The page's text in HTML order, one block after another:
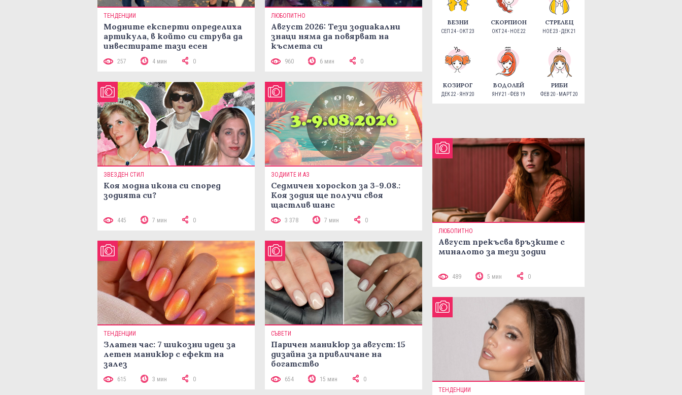
ТЕНДЕНЦИИ
Модните експерти определиха
артикула, в който си струва да
инвестирате тази есен
257 4 мин 0
ЛЮБОПИТНО
Август 2026: Тези зодиакални
знаци няма да повярват на
късмета си
960 6 мин 0
ЗВЕЗДЕН СТИЛ
Коя модна икона си според
зодията си?
445 7 мин 0
ЗОДИИТЕ И АЗ
Седмичен хороскоп за 3-9.08.:
Коя зодия ще получи своя
щастлив шанс
3 378 7 мин 0
ТЕНДЕНЦИИ
Златен час: 7 шикозни идеи за
летен маникюр с ефект на
залез
615 3 мин 0
СЪВЕТИ
Паричен маникюр за август: 15
дизайна за привличане на
богатство
654 15 мин 0
ВЕЗНИ
СЕП 24 - ОКТ 23
СКОРПИОН
ОКТ 24 - НОЕ 22
СТРЕЛЕЦ
НОЕ 23 - ДЕК 21
КОЗИРОГ
ДЕК 22 - ЯНУ 20
ВОДОЛЕЙ
ЯНУ 21 - ФЕВ 19
РИБИ
ФЕВ 20 - МАРТ 20
ЛЮБОПИТНО
Август прекъсва връзките с
миналото за тези зодии
489 5 мин 0
ТЕНДЕНЦИИ